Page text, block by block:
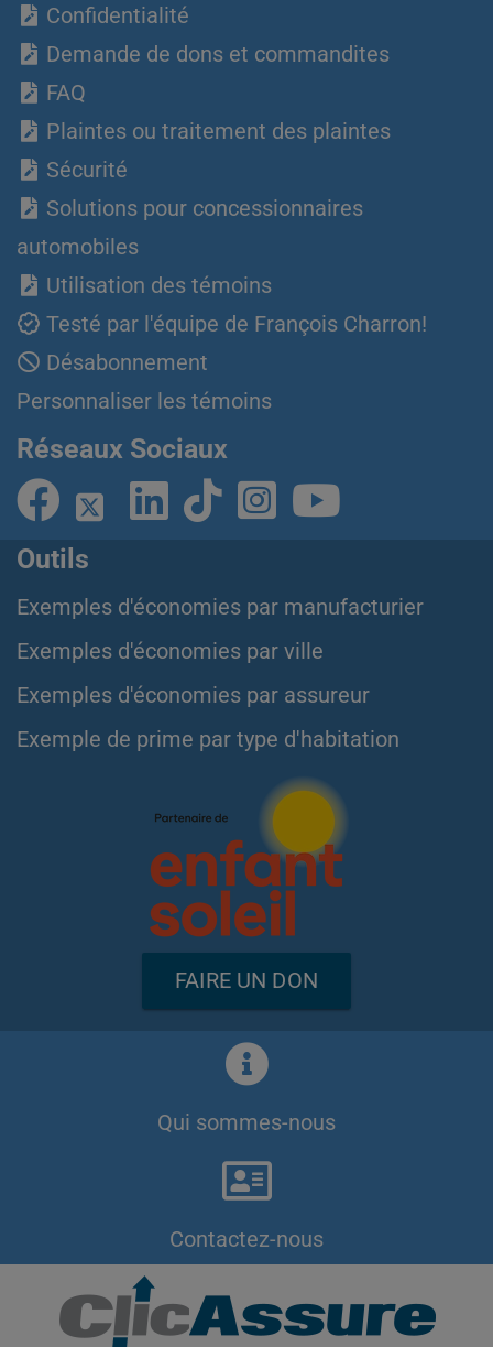
Confidentialité
Demande de dons et commandites
FAQ
Plaintes ou traitement des plaintes
Sécurité
Solutions pour concessionnaires
automobiles
Utilisation des témoins
Testé par l'équipe de François Charron!
Désabonnement
Personnaliser les témoins
Réseaux Sociaux
Outils
Exemples d'économies par manufacturier
Exemples d'économies par ville
Exemples d'économies par assureur
Exemple de prime par type d'habitation
FAIRE UN DON
Qui sommes-nous
Contactez-nous